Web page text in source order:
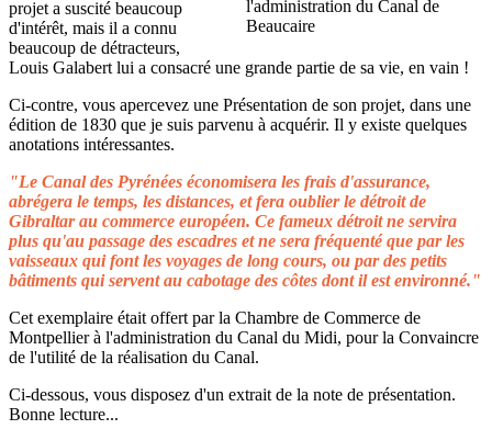
projet a suscité beaucoup
d'intérêt, mais il a connu
beaucoup de détracteurs,
Louis Galabert lui a consacré une grande partie de sa vie, en vain !
Ci-contre, vous apercevez une Présentation de son projet, dans une
édition de 1830 que je suis parvenu à acquérir. Il y existe quelques
anotations intéressantes.
"Le Canal des Pyrénées économisera les frais d'assurance,
abrégera le temps, les distances, et fera oublier le détroit de
Gibraltar au commerce européen. Ce fameux détroit ne servira
plus qu'au passage des escadres et ne sera fréquenté que par les
vaisseaux qui font les voyages de long cours, ou par des petits
bâtiments qui servent au cabotage des côtes dont il est environné."
Cet exemplaire était offert par la Chambre de Commerce de
Montpellier à l'administration du Canal du Midi, pour la Convaincre
de l'utilité de la réalisation du Canal.
Ci-dessous, vous disposez d'un extrait de la note de présentation.
Bonne lecture...